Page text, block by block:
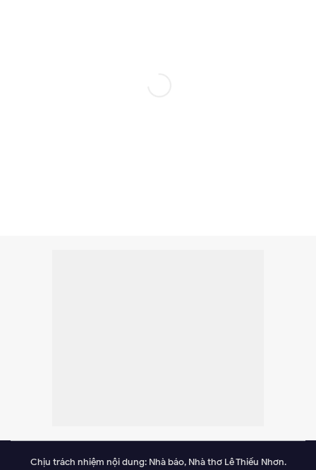
Chịu trách nhiệm nội dung: Nhà báo, Nhà thơ Lê Thiếu Nhơn.